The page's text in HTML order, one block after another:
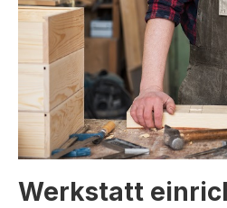
Werkstatt